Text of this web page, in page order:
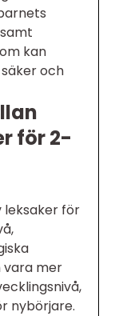
kan
och
för 2-
leksaker för
vara mer
nybörjare.